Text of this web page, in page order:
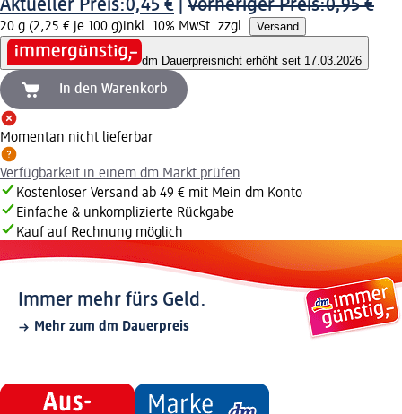
Aktueller Preis:0,45 € Vorheriger Preis:0,95 €
20 g (2,25 € je 100 g)inkl. 10% MwSt. zzgl. Versand
dm Dauerpreisnicht erhöht seit 17.03.2026
In den Warenkorb
Momentan nicht lieferbar
Verfügbarkeit in einem dm Markt prüfen
Kostenloser Versand ab 49 € mit Mein dm Konto
Einfache & unkomplizierte Rückgabe
Kauf auf Rechnung möglich
Immer mehr fürs Geld.
Mehr zum dm Dauerpreis